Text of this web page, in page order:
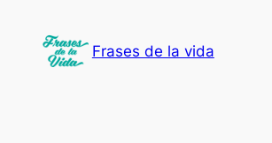
contenido
Frases de la vida